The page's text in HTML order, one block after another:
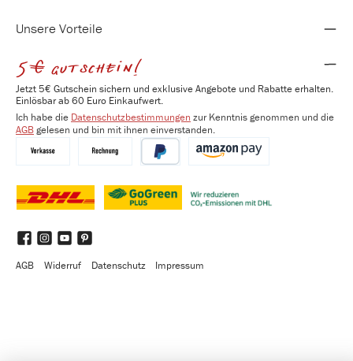
Unsere Vorteile
5€ gutschein!
Jetzt 5€ Gutschein sichern und exklusive Angebote und Rabatte erhalten.
Einlösbar ab 60 Euro Einkaufwert.
Ich habe die Datenschutzbestimmungen zur Kenntnis genommen und die
AGBgelesen und bin mit ihnen einverstanden.
FacebookInstagram
YouTubePinterest
AGB
Widerruf Datenschutz Impressum